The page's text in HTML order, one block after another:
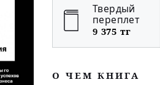
Твердый
переплет
9 375 тг
O ЧЕМ КНИГА